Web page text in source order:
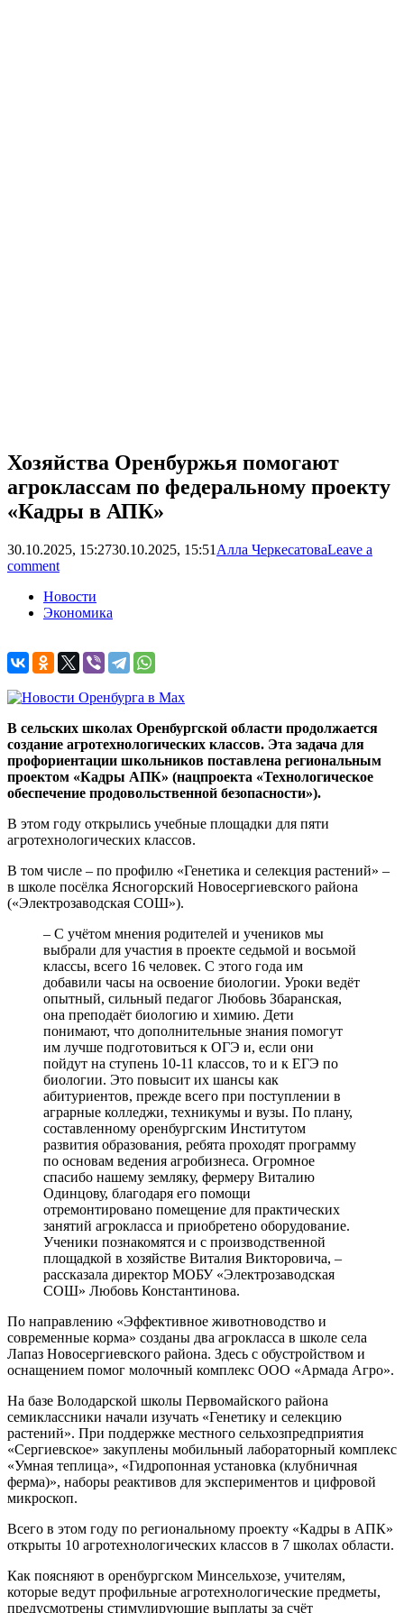
Хозяйства Оренбуржья помогают
агроклассам по федеральному проекту
«Кадры в АПК»
30.10.2025, 15:2730.10.2025, 15:51 Алла ЧеркесатоваLeave a
comment
Новости
Экономика
В сельских школах Оренбургской области продолжается
создание агротехнологических классов. Эта задача для
профориентации школьников поставлена региональным
проектом «Кадры АПК» (нацпроекта «Технологическое
обеспечение продовольственной безопасности»).
В этом году открылись учебные площадки для пяти
агротехнологических классов.
В том числе – по профилю «Генетика и селекция растений» –
в школе посёлка Ясногорский Новосергиевского района
(«Электрозаводская СОШ»).
– С учётом мнения родителей и учеников мы
выбрали для участия в проекте седьмой и восьмой
классы, всего 16 человек. С этого года им
добавили часы на освоение биологии. Уроки ведёт
опытный, сильный педагог Любовь Збаранская,
она преподаёт биологию и химию. Дети
понимают, что дополнительные знания помогут
им лучше подготовиться к ОГЭ и, если они
пойдут на ступень 10-11 классов, то и к ЕГЭ по
биологии. Это повысит их шансы как
абитуриентов, прежде всего при поступлении в
аграрные колледжи, техникумы и вузы. По плану,
составленному оренбургским Институтом
развития образования, ребята проходят программу
по основам ведения агробизнеса. Огромное
спасибо нашему земляку, фермеру Виталию
Одинцову, благодаря его помощи
отремонтировано помещение для практических
занятий агрокласса и приобретено оборудование.
Ученики познакомятся и с производственной
площадкой в хозяйстве Виталия Викторовича, –
рассказала директор МОБУ «Электрозаводская
СОШ» Любовь Константинова.
По направлению «Эффективное животноводство и
современные корма» созданы два агрокласса в школе села
Лапаз Новосергиевского района. Здесь с обустройством и
оснащением помог молочный комплекс ООО «Армада Агро».
На базе Володарской школы Первомайского района
семиклассники начали изучать «Генетику и селекцию
растений». При поддержке местного сельхозпредприятия
«Сергиевское» закуплены мобильный лабораторный комплекс
«Умная теплица», «Гидропонная установка (клубничная
ферма)», наборы реактивов для экспериментов и цифровой
микроскоп.
Всего в этом году по региональному проекту «Кадры в АПК»
открыты 10 агротехнологических классов в 7 школах области.
Как поясняют в оренбургском Минсельхозе, учителям,
которые ведут профильные агротехнологические предметы,
предусмотрены стимулирующие выплаты за счёт